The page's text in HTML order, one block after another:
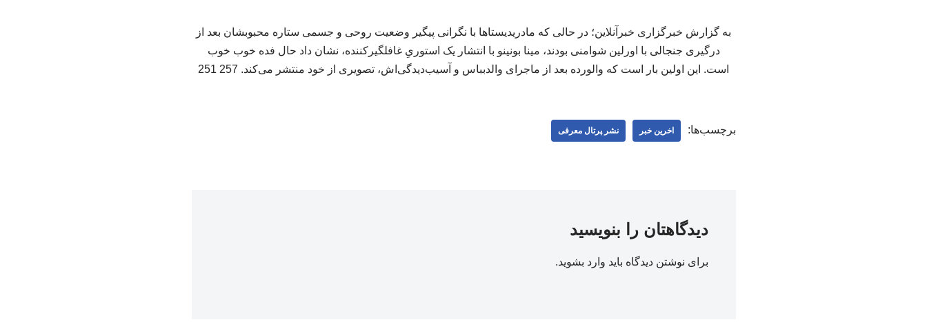
به گزارش خبرگزاری خبرآنلاین؛ در حالی که مادریدیستاها با نگرانی پیگیر وضعیت روحی و جسمی ستاره محبوبشان بعد از
درگیری جنجالی با اورلین شوامنی بودند، مینا بونینو با انتشار یک استوریِ غافلگیرکننده، نشان داد حال فده خوب خوب
است. این اولین بار است که والورده بعد از ماجرای والدبباس و آسیب‌دیدگی‌اش، تصویری از خود منتشر می‌کند. 257 251
برچسب‌ها: اخرین خبر نشر پرتال معرفی
دیدگاهتان را بنویسید
برای نوشتن دیدگاه باید وارد بشوید.